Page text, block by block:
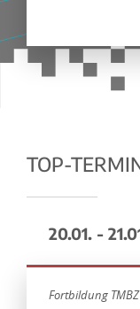
TOP-
20.01. -
Fortbildung TMBZ